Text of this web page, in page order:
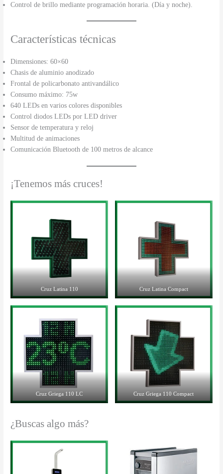
Control de brillo mediante programación horaria. (Día y noche).
Características técnicas
Dimensiones: 60×60
Chasis de aluminio anodizado
Frontal de policarbonato antivandálico
Consumo máximo: 75w
640 LEDs en varios colores disponibles
Control diodos LEDs por LED driver
Sensor de temperatura y reloj
Multitud de animaciones
Comunicación Bluetooth de 100 metros de alcance
¡Tenemos más cruces!
Cruz Latina 110 Cruz Latina Compact
Cruz Griega 110 LC Cruz Griega 110 Compact
¿Buscas algo más?